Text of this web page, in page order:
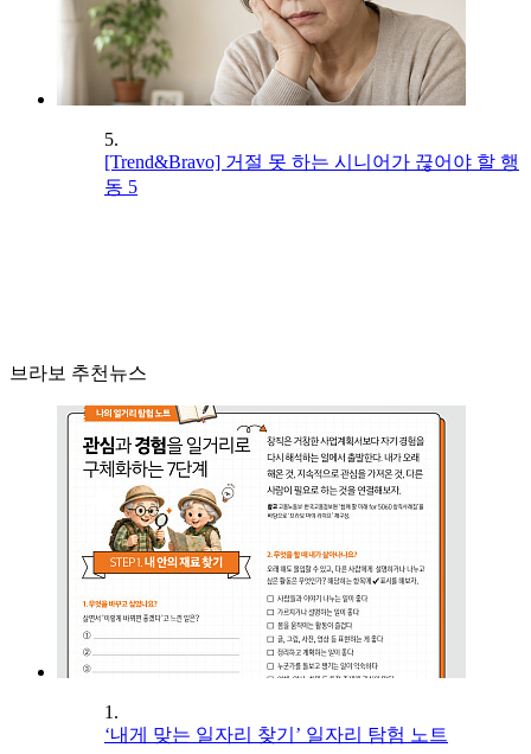
5.
[Trend&Bravo] 거절 못 하는 시니어가 끊어야 할 행
동 5
브라보 추천뉴스
1.
‘내게 맞는 일자리 찾기’ 일자리 탐험 노트